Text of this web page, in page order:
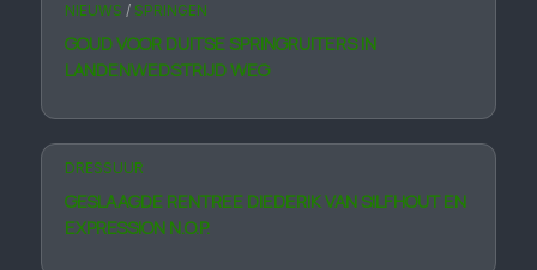
NIEUWS / SPRINGEN
GOUD VOOR DUITSE SPRINGRUITERS IN
LANDENWEDSTRIJD WEG
DRESSUUR
GESLAAGDE RENTREE DIEDERIK VAN SILFHOUT EN
EXPRESSION N.O.P.